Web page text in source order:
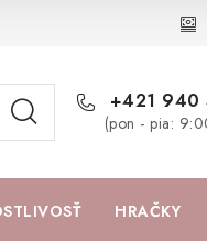
Darčeková poukážka
+421
(pon - pia:
HRAČKY